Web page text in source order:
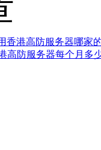
香港高防服务器哪家
高防服务器每个月多